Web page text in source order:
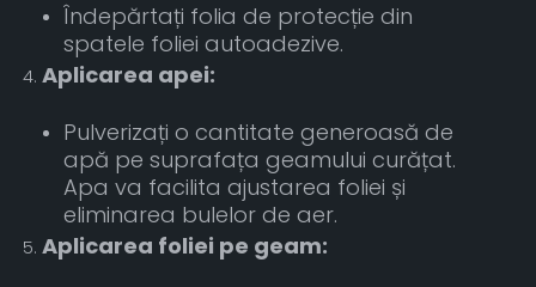
Îndepărtați folia de protecție din
spatele foliei autoadezive.
Aplicarea apei:
Pulverizați o cantitate generoasă de
apă pe suprafața geamului curățat.
Apa va facilita ajustarea foliei și
eliminarea bulelor de aer.
Aplicarea foliei pe geam: